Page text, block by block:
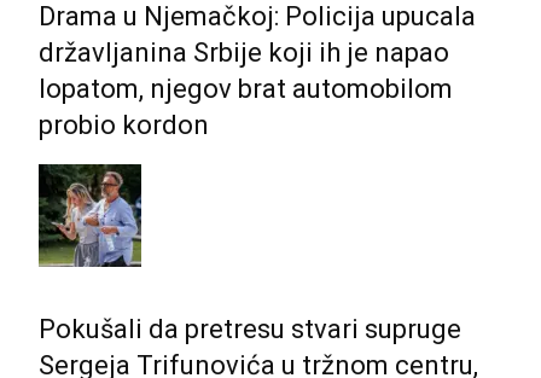
Drama u Njemačkoj: Policija upucala
državljanina Srbije koji ih je napao
lopatom, njegov brat automobilom
probio kordon
Pokušali da pretresu stvari supruge
Sergeja Trifunovića u tržnom centru,